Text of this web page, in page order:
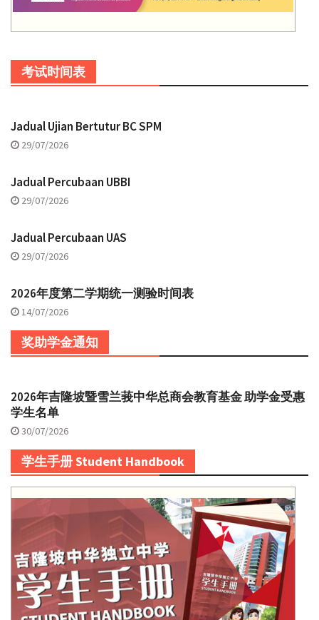
考试时间表
Jadual Ujian Bertutur BC SPM
29/07/2026
Jadual Percubaan UBBI
29/07/2026
Jadual Percubaan UAS
29/07/2026
2026年度第二学期统一测验时间表
14/07/2026
奖助学金通知
2026年吉隆坡暨雪兰莪中华总商会教育基金 助学金受惠
学生名单
30/07/2026
学生手册 Student Handbook